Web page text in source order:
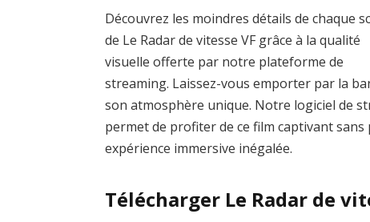
Découvrez les moindres détails de chaque
de Le Radar de vitesse VF grâce à la qualité
visuelle offerte par notre plateforme de
streaming. Laissez-vous emporter par la
son atmosphère unique. Notre logiciel de
permet de profiter de ce film captivant
expérience immersive inégalée.
Télécharger Le Radar de